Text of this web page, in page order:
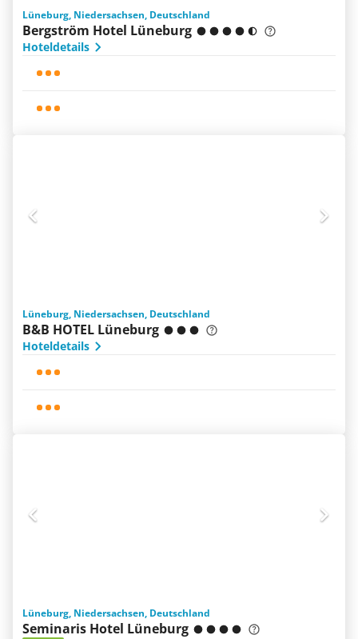
Lüneburg, Niedersachsen, Deutschland
Bergström Hotel Lüneburg
Hoteldetails
Lüneburg, Niedersachsen, Deutschland
B&B HOTEL Lüneburg
Hoteldetails
Lüneburg, Niedersachsen, Deutschland
Seminaris Hotel Lüneburg